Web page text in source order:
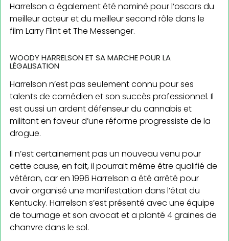
Harrelson a également été nominé pour l’oscars du
meilleur acteur et du meilleur second rôle dans le
film Larry Flint et The Messenger.
WOODY HARRELSON ET SA MARCHE POUR LA
LÉGALISATION
Harrelson n’est pas seulement connu pour ses
talents de comédien et son succès professionnel. Il
est aussi un ardent défenseur du cannabis et
militant en faveur d’une réforme progressiste de la
drogue.
Il n’est certainement pas un nouveau venu pour
cette cause, en fait, il pourrait même être qualifié de
vétéran, car en 1996 Harrelson a été arrêté pour
avoir organisé une manifestation dans l’état du
Kentucky. Harrelson s’est présenté avec une équipe
de tournage et son avocat et a planté 4 graines de
chanvre dans le sol.